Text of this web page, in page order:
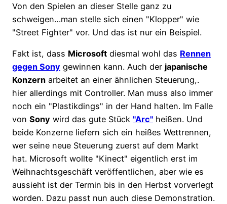
Von den Spielen an dieser Stelle ganz zu
schweigen…man stelle sich einen "Klopper" wie
"Street Fighter" vor. Und das ist nur ein Beispiel.
Fakt ist, dass Microsoft diesmal wohl das Rennen
gegen Sony gewinnen kann. Auch der japanische
Konzern arbeitet an einer ähnlichen Steuerung,.
hier allerdings mit Controller. Man muss also immer
noch ein "Plastikdings" in der Hand halten. Im Falle
von Sony wird das gute Stück "Arc" heißen. Und
beide Konzerne liefern sich ein heißes Wettrennen,
wer seine neue Steuerung zuerst auf dem Markt
hat. Microsoft wollte "Kinect" eigentlich erst im
Weihnachtsgeschäft veröffentlichen, aber wie es
aussieht ist der Termin bis in den Herbst vorverlegt
worden. Dazu passt nun auch diese Demonstration.